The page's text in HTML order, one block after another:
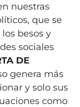
nuestras
que se
besos y
sociales
DE
genera más
y solo sus
como